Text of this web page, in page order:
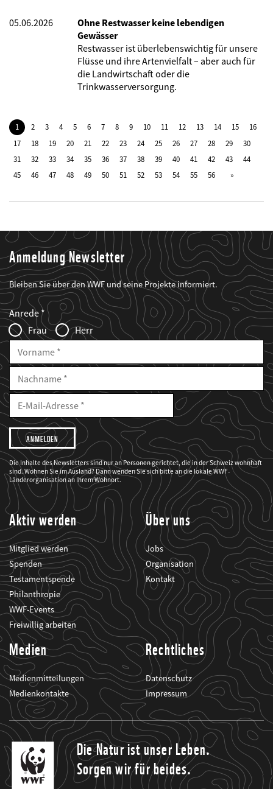
05.06.2026
Ohne Restwasser keine lebendigen
Gewässer
Restwasser ist überlebenswichtig für unsere
Flüsse und ihre Artenvielfalt – aber auch für
die Landwirtschaft oder die
Trinkwasserversorgung.
1 2 3 4 5 6 7 8 9 10 11 12 13 14 15
16
17
18 19 20 21 22 23 24 25 26 27 28 29
30
31
32 33 34 35 36 37 38 39 40 41 42 43
44
45
46 47 48 49 50 51 52 53 54 55 56
Anmeldung Newsletter
Bleiben Sie über den WWF und seine Projekte informiert.
Web2Case
Infofelder
Fieldset
anrede_name
Anrede
Frau
Herr
Vorname
Nachname
E-
Mailadresse
E-
Adresse
Ich
möchte,
dass
der
WWF
mich
über
seine
Projekte
informiert.
Die Inhalte des Newsletters sind nur an Personen gerichtet, die in der Schweiz wohnhaft
sind. Wohnen Sie im Ausland? Dann wenden Sie sich bitte an die lokale WWF-
Länderorganisation an Ihrem Wohnort.
Aktiv werden
Mitglied werden
Spenden
Testamentspende
Philanthropie
WWF-Events
Freiwillig arbeiten
Über uns
Jobs
Organisation
Kontakt
Medien
Medienmitteilungen
Medienkontakte
Rechtliches
Datenschutz
Impressum
Die Natur ist unser Leben.
Sorgen wir für beides.